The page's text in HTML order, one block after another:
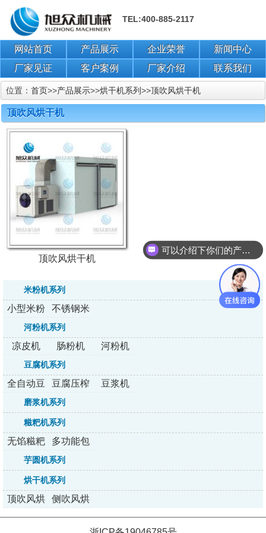
TEL:400-885-2117
网站首页 产品展示 企业荣誉
新闻中心
厂家见证
客户案例 厂家介绍 联系我们
位置： 首页>>产品展示>>烘干机系列>>顶吹风烘干机
顶吹风烘干机
顶吹风烘干机
米粉机系列
小型米粉
机
不锈钢米
粉机
河粉机系列
凉皮机 肠粉机 河粉机
豆腐机系列
全自动豆
腐机
豆腐压榨
机
豆浆机
磨浆机系列
糍粑机系列
无馅糍粑
机
多功能包
馅机
芋圆机系列
烘干机系列
顶吹风烘
干机
侧吹风烘
干机
可以介绍下你们的产品么？